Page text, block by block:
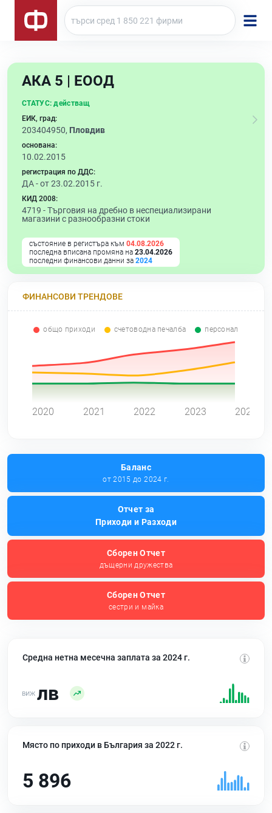
АКА 5 | ЕООД
СТАТУС: действащ
ЕИК, град:
203404950, Пловдив
основана:
10.02.2015
регистрация по ДДС:
ДА - от 23.02.2015 г.
КИД 2008:
4719 -Търговия на дребно в неспециализирани
магазини с разнообразни стоки
състояние в регистъра към 04.08.2026
последна вписана промяна на 23.04.2026
последни финансови данни за 2024
ФИНАНСОВИ ТРЕНДОВЕ
общо приходи счетоводна печалба персонал
2020 2021 2022 2023 2024
Баланс
от 2015 до 2024 г.
Отчет за
Приходи и Разходи
Сборен Отчет
дъщерни дружества
Сборен Отчет
сестри и майка
Средна нетна месечна заплата за 2024 г.
лв
Място по приходи в България за 2022 г.
5 896